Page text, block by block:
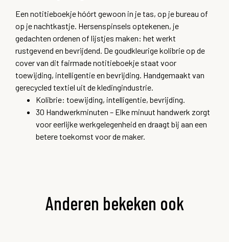
Een notitieboekje hóórt gewoon in je tas, op je bureau of
op je nachtkastje. Hersenspinsels optekenen, je
gedachten ordenen of lijstjes maken: het werkt
rustgevend en bevrijdend. De goudkleurige kolibrie op de
cover van dit fairmade notitieboekje staat voor
toewijding, intelligentie en bevrijding. Handgemaakt van
gerecycled textiel uit de kledingindustrie.
Kolibrie: toewijding, intelligentie, bevrijding.
30 Handwerkminuten – Elke minuut handwerk zorgt
voor eerlijke werkgelegenheid en draagt bij aan een
betere toekomst voor de maker.
Anderen bekeken ook